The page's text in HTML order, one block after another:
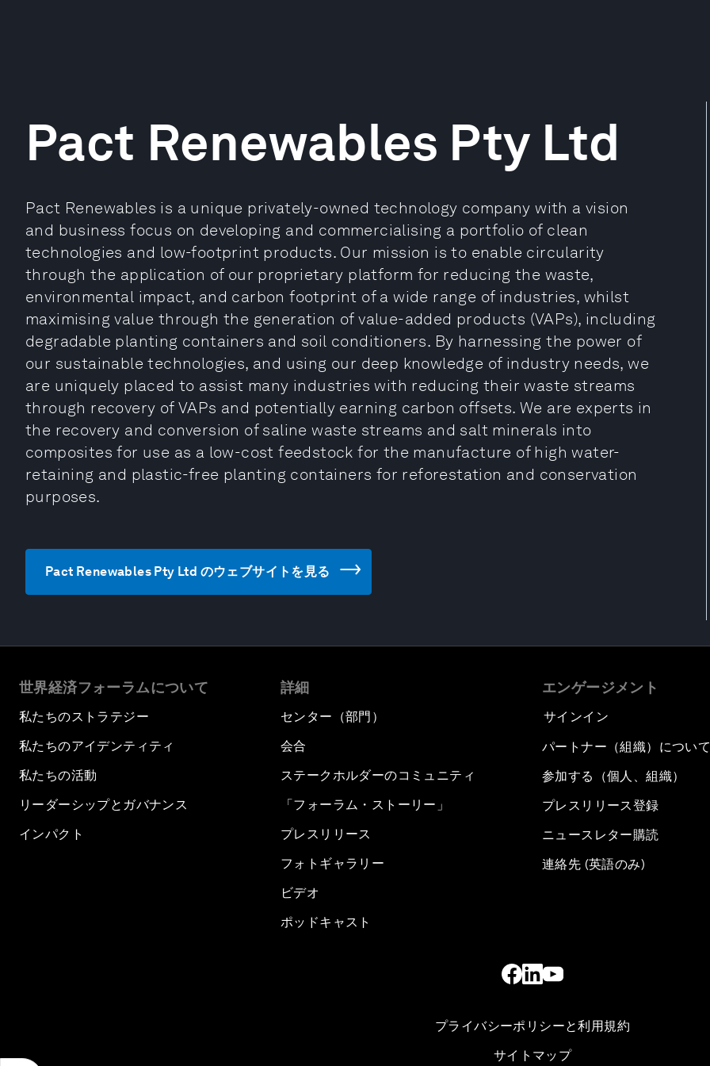
Pact Renewables Pty Ltd
Pact Renewables is a unique privately-owned technology company with a vision
and business focus on developing and commercialising a portfolio of clean
technologies and low-footprint products. Our mission is to enable circularity
through the application of our proprietary platform for reducing the waste,
environmental impact, and carbon footprint of a wide range of industries, whilst
maximising value through the generation of value-added products (VAPs), including
degradable planting containers and soil conditioners. By harnessing the power of
our sustainable technologies, and using our deep knowledge of industry needs, we
are uniquely placed to assist many industries with reducing their waste streams
through recovery of VAPs and potentially earning carbon offsets. We are experts in
the recovery and conversion of saline waste streams and salt minerals into
composites for use as a low-cost feedstock for the manufacture of high water-
retaining and plastic-free planting containers for reforestation and conservation
purposes.
Pact Renewables Pty Ltd のウェブサイトを見る
世界経済フォーラムについて
私たちのストラテジー
私たちのアイデンティティ
私たちの活動
リーダーシップとガバナンス
インパクト
詳細
センター（部門）
会合
ステークホルダーのコミュニティ
「フォーラム・ストーリー」
プレスリリース
フォトギャラリー
ビデオ
ポッドキャスト
エンゲージメント
サインイン
パートナー（組織）につい
参加する（個人、組織）
プレスリリース登録
ニュースレター購読
連絡先 (英語のみ)
プライバシーポリシーと利用規約
サイトマップ